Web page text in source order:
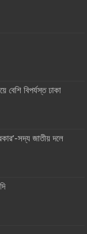
বেশি বিপর্যস্ত ঢাকা
সদ্য জাতীয় দলে